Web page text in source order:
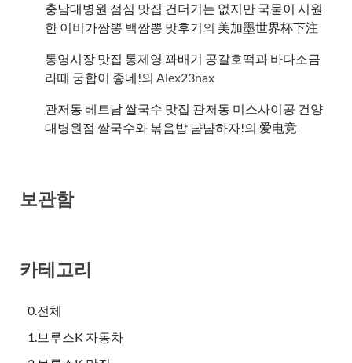
충남대병원 점심 맛집 건더기는 없지만 국물이 시원
한 이비가짬뽕 백짬뽕 맛후기의 美加墨世界杯下注
통영시장 맛집 통제영 꽈배기 공갈호떡과 바다소금
라떼 궁합이 좋네!의 Alex23nax
관저동 베트남 쌀국수 맛집 관저동 미스사이공 건양
대병원점 쌀국수와 볶음밥 냠냠하자!의 爱电竞
보관함
카테고리
0.전체
1.브루스K 자동차